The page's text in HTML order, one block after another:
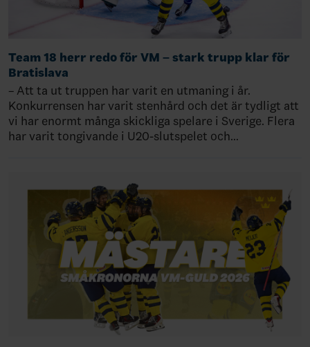
Team 18 herr redo för VM – stark trupp klar för
Bratislava
– Att ta ut truppen har varit en utmaning i år.
Konkurrensen har varit stenhård och det är tydligt att
vi har enormt många skickliga spelare i Sverige. Flera
har varit tongivande i U20-slutspelet och…